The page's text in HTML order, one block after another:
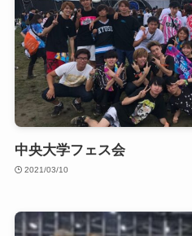
中央大学フェス会
2021/03/10